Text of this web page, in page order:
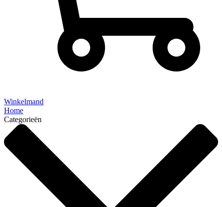
Winkelmand
Home
Categorieën